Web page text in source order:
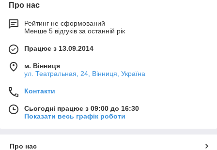
Про нас
Рейтинг не сформований
Менше 5 відгуків за останній рік
Працює з 13.09.2014
м. Вінниця
ул. Театральная, 24, Вінниця, Україна
Контакти
Сьогодні працює з 09:00 до 16:30
Показати весь графік роботи
Про нас